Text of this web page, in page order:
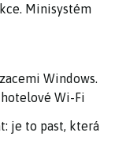
Minisystém
Windows.
Wi-Fi
je to past, která